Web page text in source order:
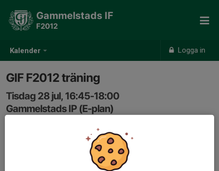
Kalender Logga in
Gammelstads IF
F2012
GIF F2012 träning
Tisdag 28 jul, 16:45-18:00
Gammelstads IP (E-plan)
Samling: 16:35, Gammelstad IP (E-planen)